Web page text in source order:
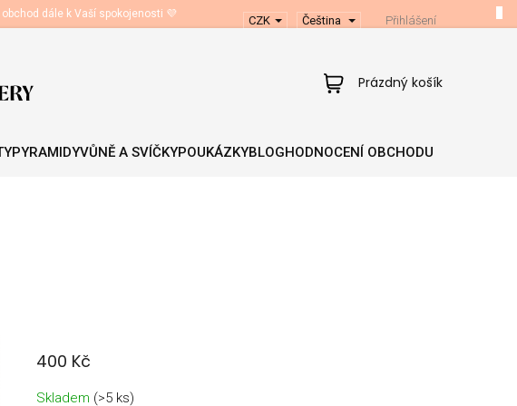
dále k Vaší spokojenosti 💜 CZK Čeština Přihlášení
Nákupní
Prázdný košík
PYRAMIDYVŮNĚ A SVÍČKYPOUKÁZKYBLOGHODNOCENÍ OBCHODU
400 Kč
Měrná
Skladem (>5 ks)